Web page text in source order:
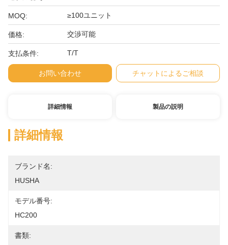
MOQ: ≥100ユニット
価格: 交渉可能
支払条件: T/T
お問い合わせ チャットによるご相談
詳細情報 製品の説明
詳細情報
ブランド名:
HUSHA
モデル番号:
HC200
書類: